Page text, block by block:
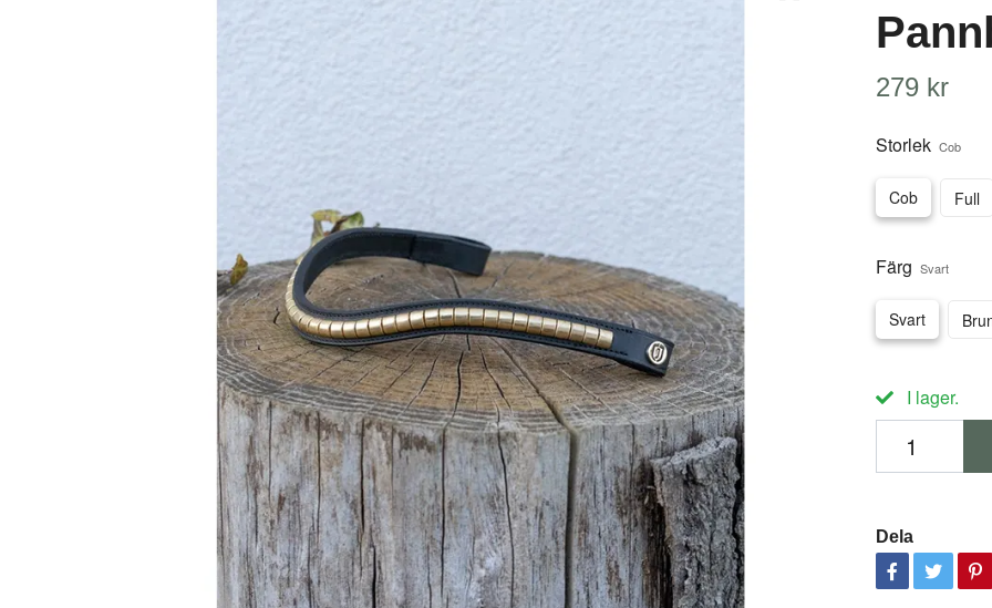
279 kr
Storlek Cob
Cob Full
Färg Svart
Svart
I lager.
Dela